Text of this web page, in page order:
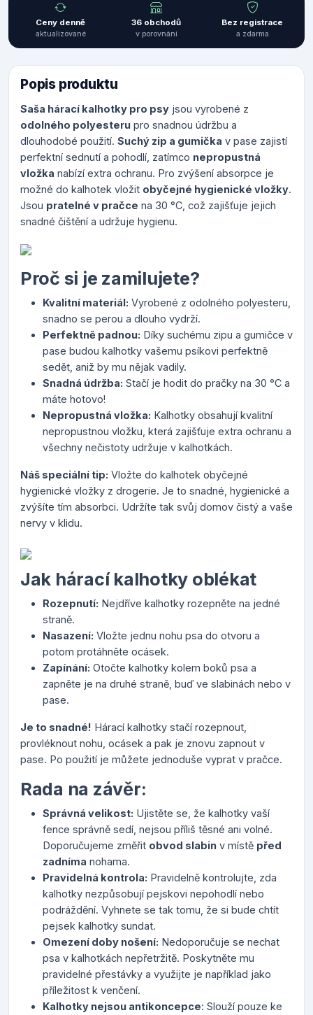
Ceny denně
aktualizované
36 obchodů
v porovnání
Bez registrace
a zdarma
Popis produktu
Saša hárací kalhotky pro psy jsou vyrobené z
odolného polyesteru pro snadnou údržbu a
dlouhodobé použití. Suchý zip a gumička v pase zajistí
perfektní sednutí a pohodlí, zatímco nepropustná
vložka nabízí extra ochranu. Pro zvýšení absorpce je
možné do kalhotek vložit obyčejné hygienické vložky.
Jsou pratelné v pračce na 30 °C, což zajišťuje jejich
snadné čištění a udržuje hygienu.
Proč si je zamilujete?
Kvalitní materiál: Vyrobené z odolného polyesteru,
snadno se perou a dlouho vydrží.
Perfektně padnou: Díky suchému zipu a gumičce v
pase budou kalhotky vašemu psíkovi perfektně
sedět, aniž by mu nějak vadily.
Snadná údržba: Stačí je hodit do pračky na 30 °C a
máte hotovo!
Nepropustná vložka: Kalhotky obsahují kvalitní
nepropustnou vložku, která zajišťuje extra ochranu a
všechny nečistoty udržuje v kalhotkách.
Náš speciální tip: Vložte do kalhotek obyčejné
hygienické vložky z drogerie. Je to snadné, hygienické a
zvýšíte tím absorbci. Udržíte tak svůj domov čistý a vaše
nervy v klidu.
Jak hárací kalhotky oblékat
Rozepnutí: Nejdříve kalhotky rozepněte na jedné
straně.
Nasazení: Vložte jednu nohu psa do otvoru a
potom protáhněte ocásek.
Zapínání: Otočte kalhotky kolem boků psa a
zapněte je na druhé straně, buď ve slabinách nebo v
pase.
Je to snadné! Hárací kalhotky stačí rozepnout,
provléknout nohu, ocásek a pak je znovu zapnout v
pase. Po použití je můžete jednoduše vyprat v pračce.
Rada na závěr:
Správná velikost: Ujistěte se, že kalhotky vaší
fence správně sedí, nejsou příliš těsné ani volné.
Doporučujeme změřit obvod slabin v místě před
zadníma nohama.
Pravidelná kontrola: Pravidelně kontrolujte, zda
kalhotky nezpůsobují pejskovi nepohodlí nebo
podráždění. Vyhnete se tak tomu, že si bude chtít
pejsek kalhotky sundat.
Omezení doby nošení: Nedoporučuje se nechat
psa v kalhotkách nepřetržitě. Poskytněte mu
pravidelné přestávky a využijte je například jako
příležitost k venčení.
Kalhotky nejsou antikoncepce: Slouží pouze ke